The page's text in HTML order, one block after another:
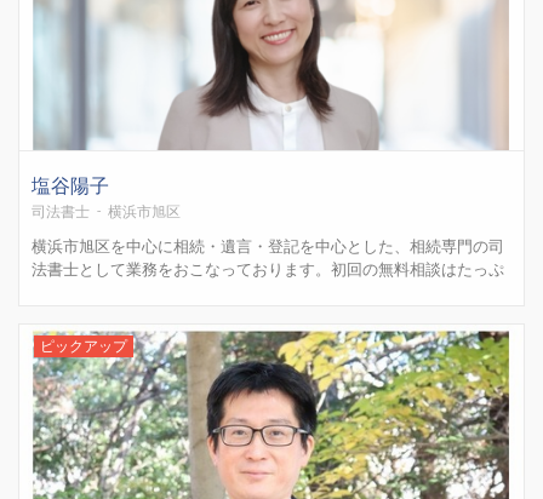
塩谷陽子
司法書士 - 横浜市旭区
横浜市旭区を中心に相続・遺言・登記を中心とした、相続専門の司
法書士として業務をおこなっております。初回の無料相談はたっぷ
心できる仕組みを整えています。相続でお悩みや気になることが...
ピックアップ